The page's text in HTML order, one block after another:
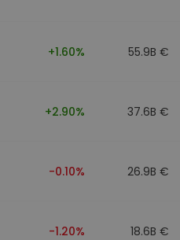
+1.60% 55.9B €
+2.90% 37.6B €
-0.10% 26.9B €
-1.20% 18.6B €